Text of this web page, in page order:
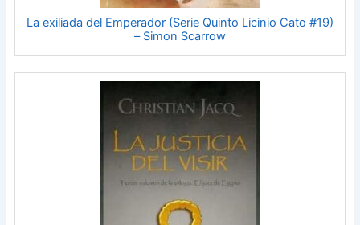
La exiliada del Emperador (Serie Quinto Licinio Cato #19)
– Simon Scarrow